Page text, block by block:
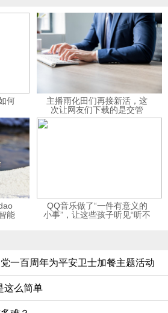
何
主播雨化田们再接新活，这
次让网友们下载的是交管
12123APP
能
QQ音乐做了“一件有意义的
小事”，让这些孩子听见“听不
一百周年为平安卫士加餐主题活动
这么简单